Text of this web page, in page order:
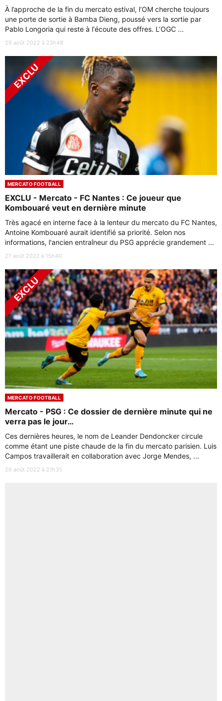
À l’approche de la fin du mercato estival, l’OM cherche toujours
une porte de sortie à Bamba Dieng, poussé vers la sortie par
Pablo Longoria qui reste à l'écoute des offres. L’OGC ...
29 août 2022 à 23h48
MERCATO FOOTBALL
EXCLU - Mercato - FC Nantes : Ce joueur que
Kombouaré veut en dernière minute
Très agacé en interne face à la lenteur du mercato du FC Nantes,
Antoine Kombouaré aurait identifié sa priorité. Selon nos
informations, l'ancien entraîneur du PSG apprécie grandement ...
27 août 2022 à 15h40
MERCATO FOOTBALL
Mercato - PSG : Ce dossier de dernière minute qui ne
verra pas le jour…
Ces dernières heures, le nom de Leander Dendoncker circule
comme étant une piste chaude de la fin du mercato parisien. Luis
Campos travaillerait en collaboration avec Jorge Mendes, ...
26 août 2022 à 21h35